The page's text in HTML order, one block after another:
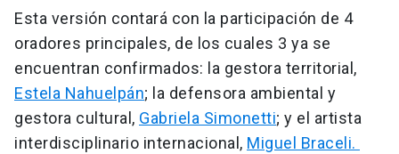
Esta versión contará con la participación de 4
oradores principales, de los cuales 3 ya se
encuentran confirmados: la gestora territorial,
Estela Nahuelpán; la defensora ambiental y
gestora cultural, Gabriela Simonetti; y el artista
interdisciplinario internacional, Miguel Braceli.